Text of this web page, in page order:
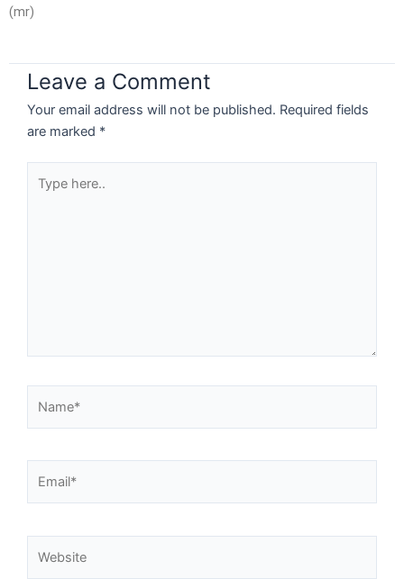
(mr)
Leave a Comment
Your email address will not be published. Required fields
are marked *
here..